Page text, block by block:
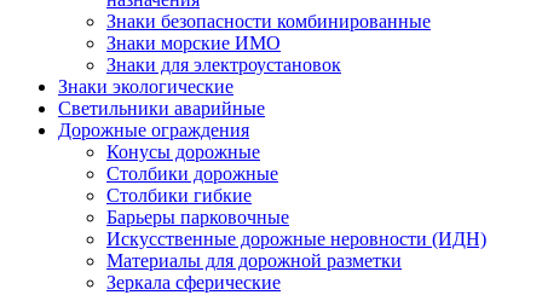
Знаки безопасности комбинированные
Знаки морские ИМО
Знаки для электроустановок
Знаки экологические
Светильники аварийные
Дорожные ограждения
Конусы дорожные
Столбики дорожные
Столбики гибкие
Барьеры парковочные
Искусственные дорожные неровности (ИДН)
Материалы для дорожной разметки
Зеркала сферические